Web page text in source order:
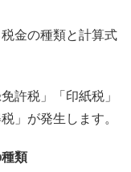
金の種類と計算式
許税」「印紙税」
」が発生します。
類